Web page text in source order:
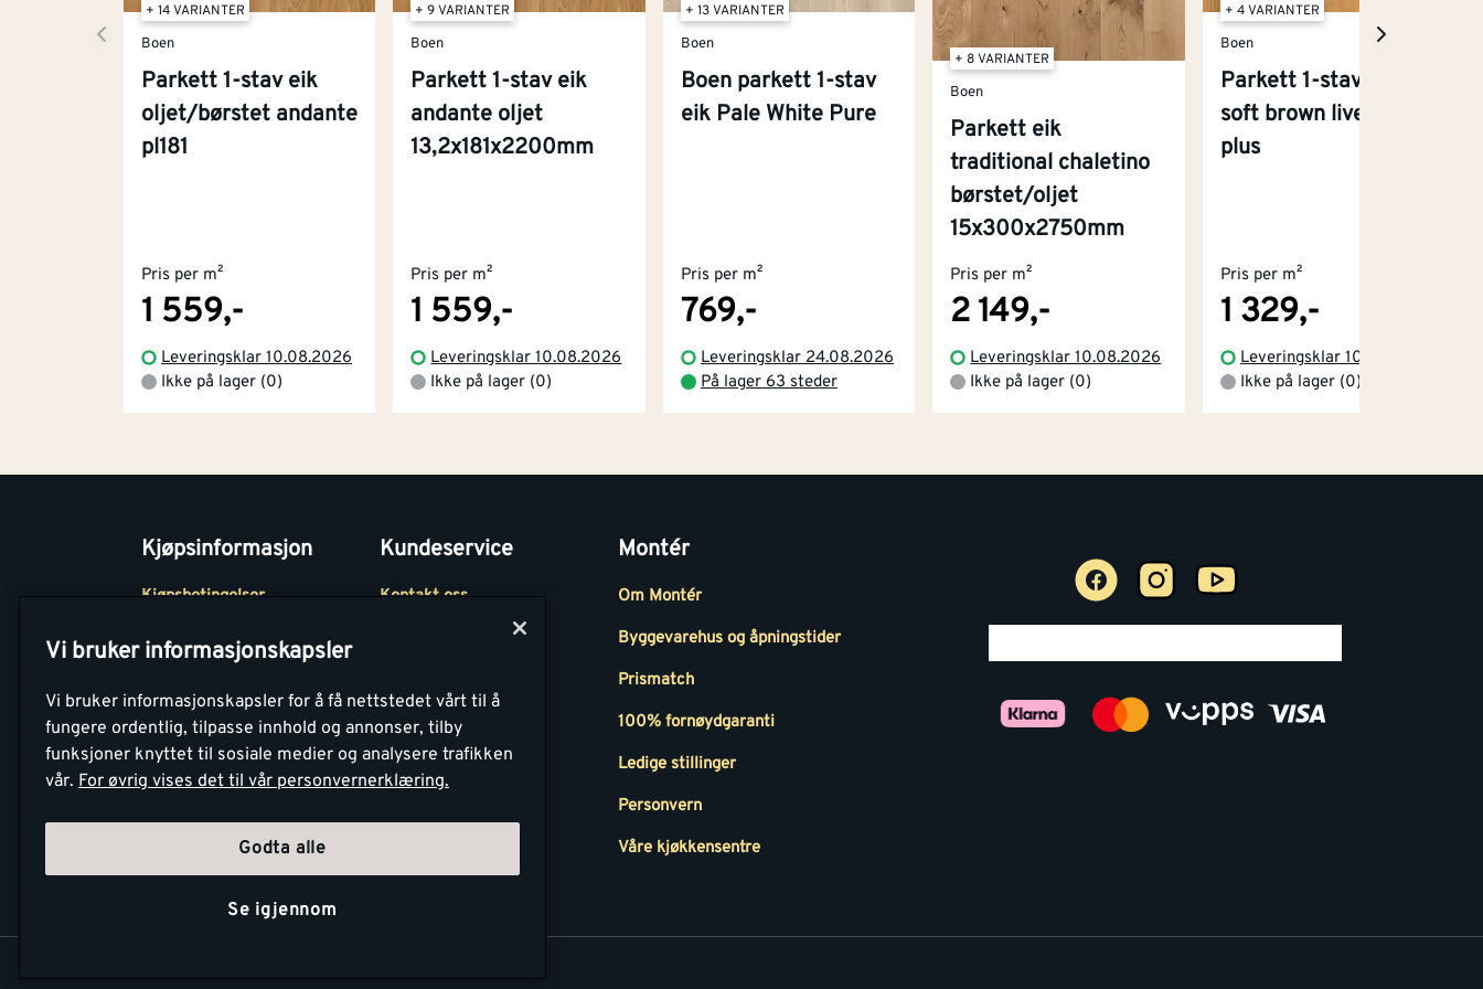
+ 14 VARIANTER
Boen
Parkett 1-stav eik
oljet/børstet andante
pl181
Pris per m²
1 559,-
Leveringsklar 10.08.2026
Ikke på lager (0)
+ 9 VARIANTER
Boen
Parkett 1-stav eik
andante oljet
13,2x181x2200mm
Pris per m²
1 559,-
Leveringsklar 10.08.2026
Ikke på lager (0)
+ 13 VARIANTER
Boen
Boen parkett 1-stav
eik Pale White Pure
Pris per m²
769,-
Leveringsklar 24.08.2026
På lager 63 steder
+ 8 VARIANTER
Boen
Parkett eik
traditional chaletino
børstet/oljet
15x300x2750mm
Pris per m²
2 149,-
Leveringsklar 10.08.2026
Ikke på lager (0)
+ 4 VARIANTER
Boen
Parkett 1-stav eik
soft brown live matt
plus
Pris per m²
1 329,-
Leveringsklar 10.08.2026
Ikke på lager (0)
Kjøpsinformasjon
Kjøpsbetingelser
Betaling
Retur- og
angrerettsskjema
Kundeservice
Kontakt oss
Medlemsavtaler
Montér Bedrift
Montér
Om Montér
Byggevarehus og åpningstider
Prismatch
100% fornøydgaranti
Ledige stillinger
Personvern
Våre kjøkkensentre
Vi bruker informasjonskapsler
Vi bruker informasjonskapsler for å få nettstedet vårt til å
fungere ordentlig, tilpasse innhold og annonser, tilby
funksjoner knyttet til sosiale medier og analysere trafikken
vår. For øvrig vises det til vår personvernerklæring.
Godta alle
Se igjennom